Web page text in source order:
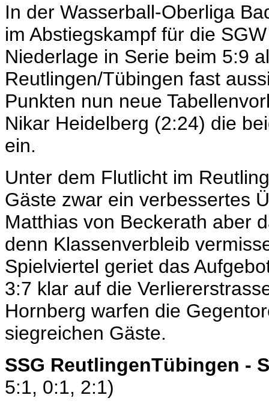
In der Wasserball-Oberliga
im Abstiegskampf für die
Niederlage in Serie beim 5:9
Reutlingen/Tübingen fast
Punkten nun neue
Nikar Heidelberg (2:24) die
ein.
Unter dem Flutlicht im
Gäste zwar ein verbessertes
Matthias von Beckerath aber
denn Klassenverbleib
Spielviertel geriet das
3:7 klar auf die
Hornberg warfen die
siegreichen Gäste.
SSG ReutlingenTübingen -
5:1, 0:1, 2:1)